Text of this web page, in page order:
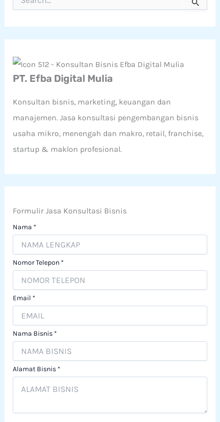
u
k
:PT. Efba Digital Mulia
Konsultan bisnis, marketing, keuangan dan
manajemen. Jasa konsultasi pengembangan bisnis
usaha mikro, menengah dan makro, retail, franchise,
startup & maklon profesional.
Formulir Jasa Konsultasi Bisnis
Nama *
Nomor Telepon *
Email *
Nama Bisnis *
Alamat Bisnis *